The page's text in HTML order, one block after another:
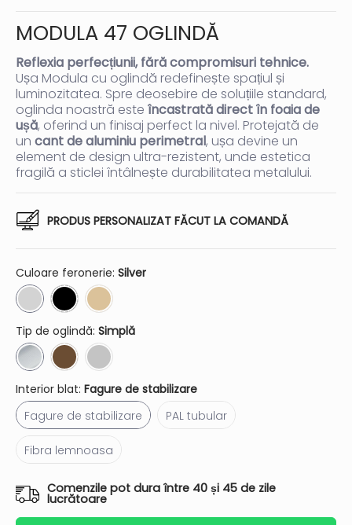
MODULA 47 OGLINDĂ
Reflexia perfecțiunii, fără compromisuri tehnice.
Ușa Modula cu oglindă redefinește spațiul și
luminozitatea. Spre deosebire de soluțiile standard,
oglinda noastră este încastrată direct în foaia de
ușă, oferind un finisaj perfect la nivel. Protejată de
un cant de aluminiu perimetral, ușa devine un
element de design ultra-rezistent, unde estetica
fragilă a sticlei întâlnește durabilitatea metalului.
PRODUS PERSONALIZAT FĂCUT LA COMANDĂ
Culoare feronerie: Silver
Silver Negru Champagne
Tip de oglindă: Simplă
Simplă Bronze Silver
Interior blat: Fagure de stabilizare
Fagure de stabilizare
Fagure de stabilizare
PAL tubular
PAL tubular
Fibra lemnoasa
Fibra lemnoasa
Comenzile pot dura între 40 și 45 de zile
lucrătoare